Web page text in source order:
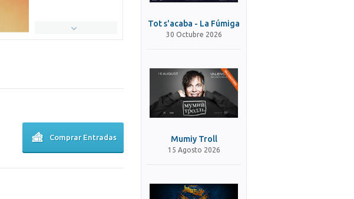
Comprar Entradas
Tot s'acaba - La Fúmiga
30 Octubre 2026
Mumiy Troll
15 Agosto 2026